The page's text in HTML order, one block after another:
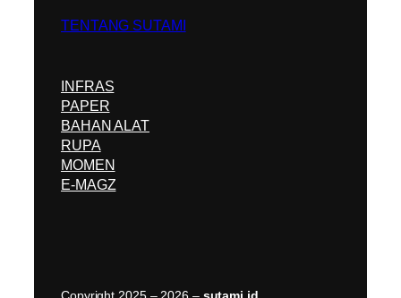
TENTANG SUTAMI
INFRAS
PAPER
BAHAN ALAT
RUPA
MOMEN
E-MAGZ